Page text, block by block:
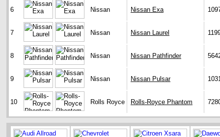
6 Nissan Nissan Exa
7 Nissan Nissan Laurel
8 Nissan Nissan Pathfinder
9 Nissan Nissan Pulsar
10 Rolls Royce Rolls-Royce Phantom